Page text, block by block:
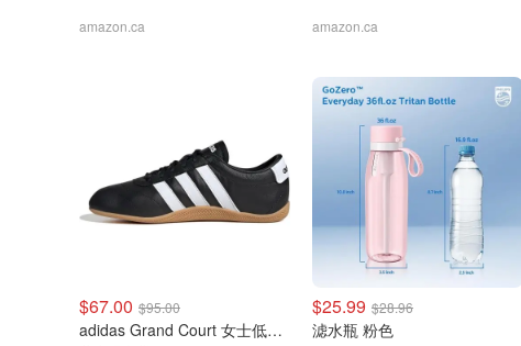
amazon.ca amazon.ca
$67.00 $95.00
adidas Grand Court 女士低帮休闲鞋
$25.99 $28.96
滤水瓶 粉色